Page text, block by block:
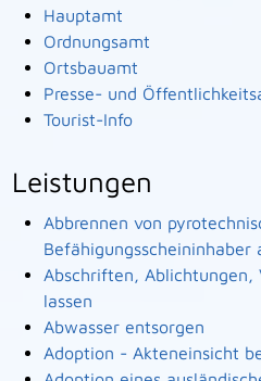
Hauptamt
Ordnungsamt
Ortsbauamt
Presse- und
Tourist-Info
Leistungen
Abbrennen von
Befähigungsscheininhaber
Abschriften,
lassen
Abwasser entsorgen
Adoption - Akteneinsicht